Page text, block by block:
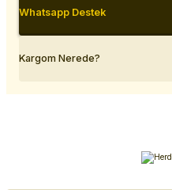
Whatsapp Destek
Kargom Nerede?